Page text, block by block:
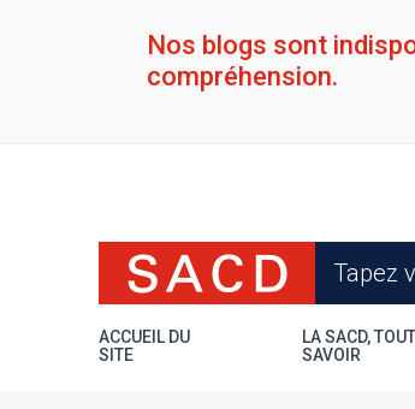
Nos blogs sont
compréhension.
ACCUEIL DU
SITE
LA SACD, TOUT
SAVOIR